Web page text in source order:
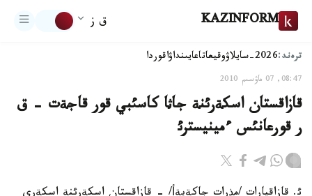
KAZINFORM ق ز
ترەند:2026-سايلاۋ وقيعاتاعايىنداۋاقوردا
08:47, 07 ماۋسىم 2010
قازاقستان اسكةرئنة جاثا كاسئبي قور قاجةت - ق
ر قورعانئس ءمينيسترئ